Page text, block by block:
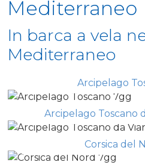
Mediterraneo
In barca a vela
Mediterraneo
Arcipelago
Arcipelago Toscano
Corsica del